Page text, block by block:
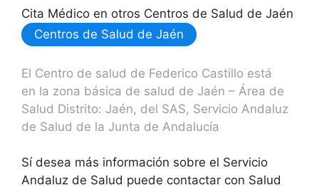
Cita Médico en otros Centros de Salud de Jaén
Centros de Salud de Jaén
El Centro de salud de Federico Castillo está
en la zona básica de salud de Jaén – Área de
Salud Distrito: Jaén, del SAS, Servicio Andaluz
de Salud de la Junta de Andalucía
Sí desea más información sobre el Servicio
Andaluz de Salud puede contactar con Salud